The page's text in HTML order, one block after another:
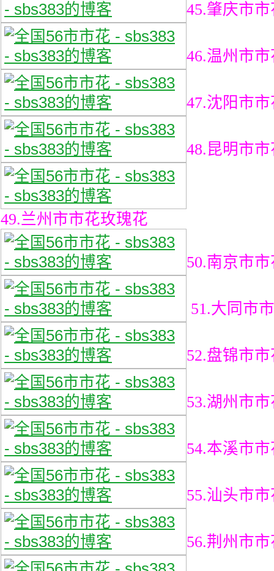
45.肇庆市
46.温州市
47.沈阳市
48.昆明市
49.兰州市市花玫瑰花
50.南京市
51.大同市
52.盘锦市
53.湖州市
54.本溪市
55.汕头市
56.荆州市